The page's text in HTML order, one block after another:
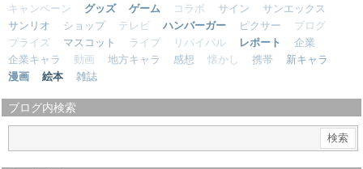
キャンペーン
グッズ ゲーム コラボ サイン
サンエックス
サンリオ
ショップ テレビ ハンバーガー ピクサー
ブログ
プライズ
マスコット ライブ リバイバル レポート
企業
企業キャラ
動画 地方キャラ 感想 懐かし 携帯
新キャラ
漫画
絵本 雑誌
ブログ内検索